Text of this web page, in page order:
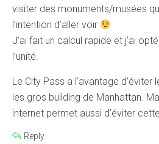
visiter des monuments/musées
l’intention d’aller voir
J’ai fait un calcul rapide et j’ai
l’unité.
Le City Pass a l’avantage d’éviter
les gros building de Manhattan.
internet permet aussi d’éviter
Reply